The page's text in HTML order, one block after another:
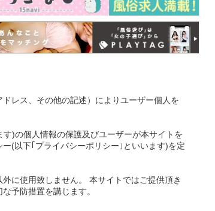
レス、その他の記述）によりユーザー個人を
)の個人情報の保護及びユーザーが本サイトを
(以下｢プライバシーポリシー｣といいます)を定
に使用致しません。 本サイトではご提供頂き
予防措置を講じます。